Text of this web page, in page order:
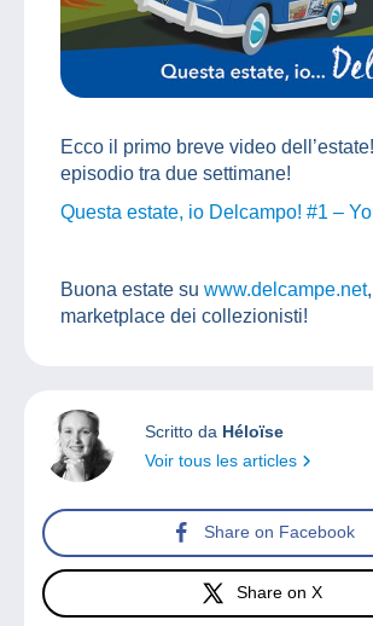
Ecco il primo breve video
episodio tra due settimane!
Questa estate, io Delcampo! #1 –
Buona estate su www.delcampe.net
marketplace dei collezionisti!
Scritto da Héloïse
Voir tous les articles
Share on Facebook
Share on X